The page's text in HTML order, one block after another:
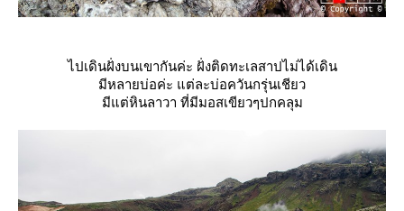
ไปเดินฝั่งบนเขากันค่ะ ฝั่งติดทะเลสาปไม่ได้เดิน
มีหลายบ่อค่ะ แต่ละบ่อควันกรุ่นเชียว
มีแต่หินลาวา ที่มีมอสเขียวๆปกคลุม